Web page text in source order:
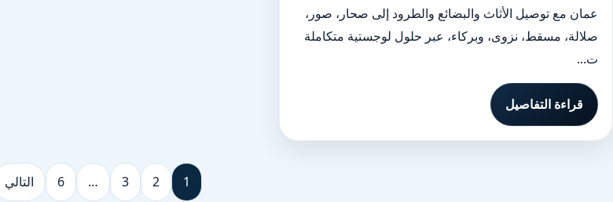
عمان مع توصيل الأثاث والبضائع والطرود إلى صحار، صور،
صلالة، مسقط، نزوى، وبركاء، عبر حلول لوجستية متكاملة
ت...
قراءة التفاصيل
1
2
3
…
6 التالي